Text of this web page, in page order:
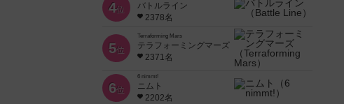
4位
バトルライン
2378名
5位
Terraforming Mars
テラフォーミングマーズ
2371名
6位
6 nimmt!
ニムト
2202名